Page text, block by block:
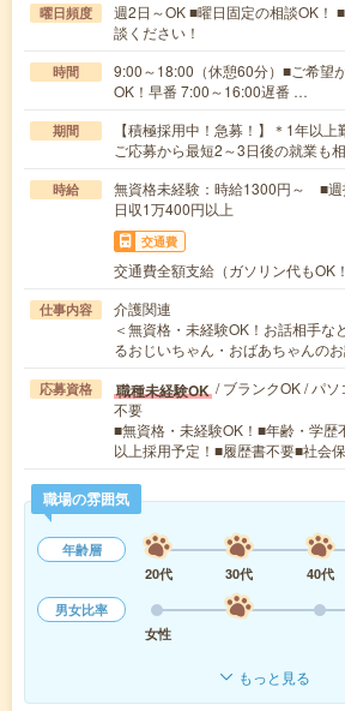
曜日頻度
週2日～OK ■曜日固定の相談OK！
談ください！
時間
9:00～18:00（休憩60分）■ご希望
OK！早番 7:00～16:00遅番 …
期間
【積極採用中！急募！】＊1年以上
ご応募から最短2～3日後の就業も
時給
無資格未経験：時給1300円～ ■
日収1万400円以上
交通費
交通費全額支給（ガソリン代もOK
仕事内容
介護関連
＜無資格・未経験OK！お話相手な
るおじいちゃん・おばあちゃんの
応募資格 職種未経験OK / ブランクOK / パ
不要
■無資格・未経験OK！■年齢・学歴
以上採用予定！■履歴書不要■社会
職場の雰囲気
年齢層
20代
30代 40代
男女比率
女性
もっと見る